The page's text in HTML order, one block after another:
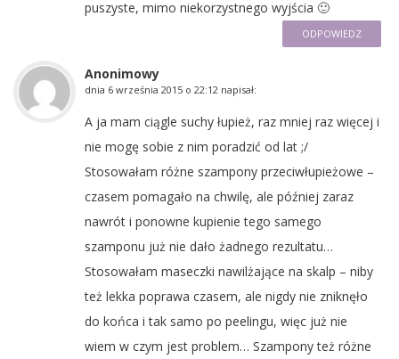
puszyste, mimo niekorzystnego wyjścia 🙂
ODPOWIEDZ
Anonimowy
dnia 6 września 2015 o 22:12 napisał:
A ja mam ciągle suchy łupież, raz mniej raz więcej i
nie mogę sobie z nim poradzić od lat ;/
Stosowałam różne szampony przeciwłupieżowe –
czasem pomagało na chwilę, ale później zaraz
nawrót i ponowne kupienie tego samego
szamponu już nie dało żadnego rezultatu…
Stosowałam maseczki nawilżające na skalp – niby
też lekka poprawa czasem, ale nigdy nie zniknęło
do końca i tak samo po peelingu, więc już nie
wiem w czym jest problem… Szampony też różne